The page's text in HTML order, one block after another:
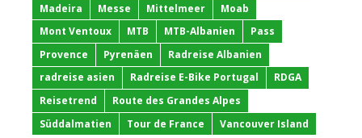
Madeira
Messe Mittelmeer
Moab
Mont Ventoux
MTB MTB-Albanien
Pass
Provence
Pyrenäen
Radreise Albanien
radreise asien
Radreise E-Bike Portugal
RDGA
Reisetrend
Route des Grandes Alpes
Süddalmatien
Tour de France Vancouver Island